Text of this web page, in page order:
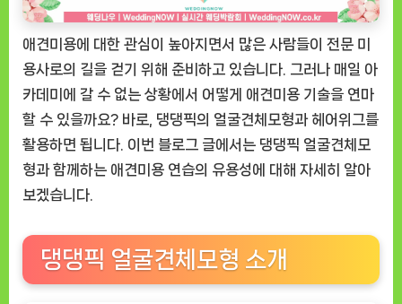
품]
댕
댕
픽
얼
견
체
함
께
애견미용에 대한 관심이 높아지면서 많은 사람들이 전문 미
용사로의 길을 걷기 위해 준비하고 있습니다. 그러나 매일 아
카데미에 갈 수 없는 상황에서 어떻게 애견미용 기술을 연마
할 수 있을까요? 바로, 댕댕픽의 얼굴견체모형과 헤어위그를
활용하면 됩니다. 이번 블로그 글에서는 댕댕픽 얼굴견체모
형과 함께하는 애견미용 연습의 유용성에 대해 자세히 알아
보겠습니다.
댕댕픽 얼굴견체모형 소개